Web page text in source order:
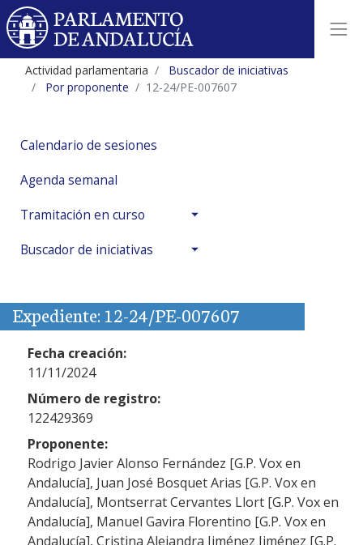
Actividad parlamentaria
Buscador de iniciativas
Por proponente
12-24/PE-007607
Calendario de sesiones
Agenda semanal
Tramitación en curso
Buscador de iniciativas
Expediente: 12-24/PE-007607
Fecha creación:
11/11/2024
Número de registro:
122429369
Proponente:
Rodrigo Javier Alonso Fernández [G.P. Vox en
Andalucía], Juan José Bosquet Arias [G.P. Vox en
Andalucía], Montserrat Cervantes Llort [G.P. Vox en
Andalucía], Manuel Gavira Florentino [G.P. Vox en
Andalucía], Cristina Alejandra Jiménez Jiménez [G.P.